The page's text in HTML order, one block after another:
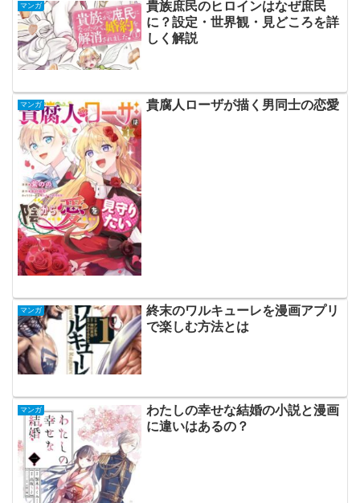
マンガ
貴族庶民のヒロインはなぜ庶民
に？設定・世界観・見どころを詳
しく解説
マンガ 貴腐人ローザが描く男同士の恋愛
マンガ
終末のワルキューレを漫画アプリ
で楽しむ方法とは
マンガ
わたしの幸せな結婚の小説と漫画
に違いはあるの？